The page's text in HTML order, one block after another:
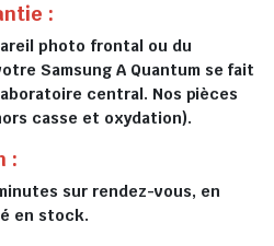
:
photo frontal ou du
Samsung A Quantum se fait
central. Nos pièces
casse et oxydation).
:
sur rendez-vous, en
en stock.